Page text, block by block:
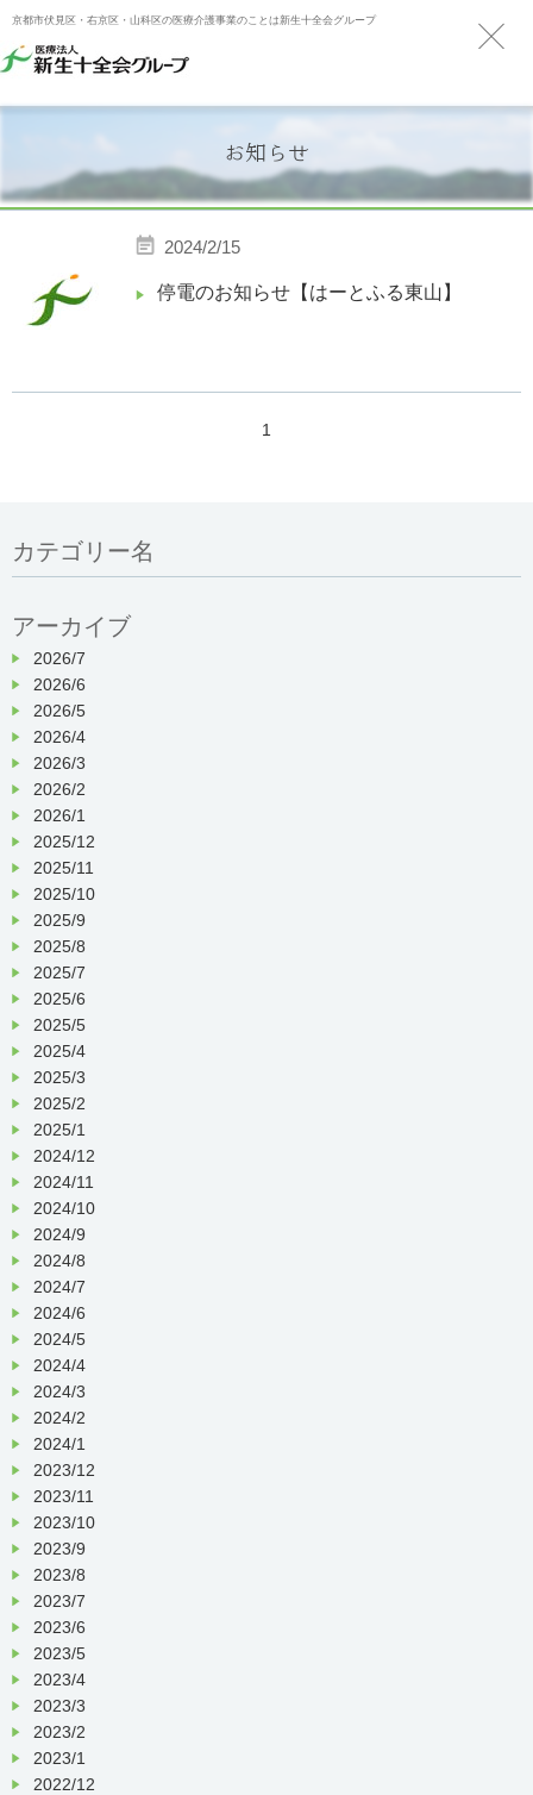
京都市伏見区・右京区・山科区の医療介護事業のことは新生十全会グループ
お知らせ
2024/2/15
停電のお知らせ【はーとふる東山】
1
カテゴリー名
アーカイブ
2026/7
2026/6
2026/5
2026/4
2026/3
2026/2
2026/1
2025/12
2025/11
2025/10
2025/9
2025/8
2025/7
2025/6
2025/5
2025/4
2025/3
2025/2
2025/1
2024/12
2024/11
2024/10
2024/9
2024/8
2024/7
2024/6
2024/5
2024/4
2024/3
2024/2
2024/1
2023/12
2023/11
2023/10
2023/9
2023/8
2023/7
2023/6
2023/5
2023/4
2023/3
2023/2
2023/1
2022/12